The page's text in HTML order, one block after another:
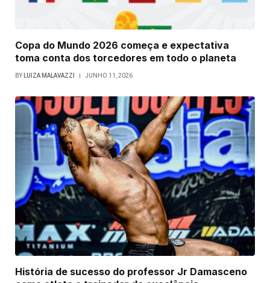
Copa do Mundo 2026 começa e expectativa
toma conta dos torcedores em todo o planeta
BY LUIZA MALAVAZZI JUNHO 11, 2026
História de sucesso do professor Jr Damasceno